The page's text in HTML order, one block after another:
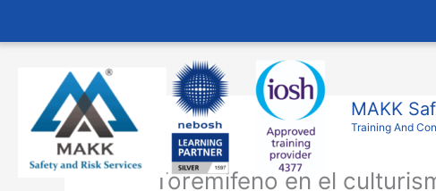
MAKK
Training And
Toremifeno en el